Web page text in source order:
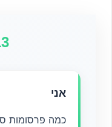
13
אני
כמה פרסומות